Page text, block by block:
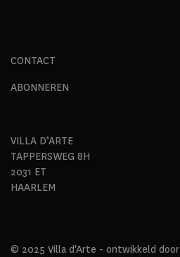
CONTACT
ABONNEREN
VILLA D’ARTE
TAPPERSWEG 8H
2031 ET
HAARLEM
© 2025 Villa d'Arte - ontwikkeld door